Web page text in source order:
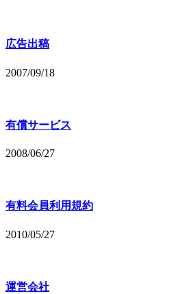
広告出稿
2007/09/18
有償サービス
2008/06/27
有料会員利用規約
2010/05/27
運営会社